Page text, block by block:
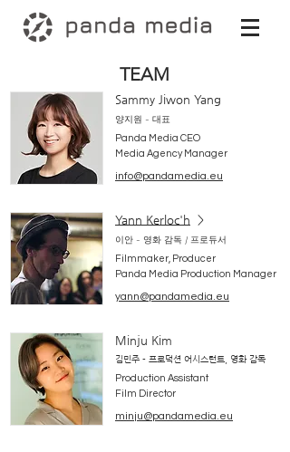
TEAM
Sammy Jiwon Yang
​양지원 - 대표
Panda Media CEO
Media Agency Manager
info@pandamedia.eu
Yann Kerloc'h >
이안 - 영화 감독 / 프로듀서
Filmmaker, Producer
Panda Media Production Manager
yann@pandamedia.eu
Minju Kim
김민주 - 프로덕션 어시스턴트, 영화 감독
Production Assistant
Film Director
minju@pandamedia.eu